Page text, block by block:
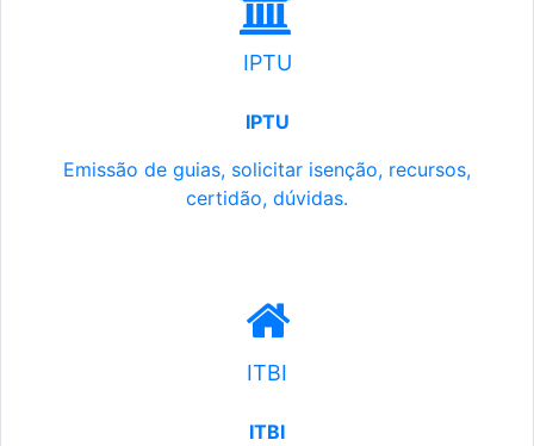
IPTU
IPTU
Emissão de guias, solicitar isenção, recursos,
certidão, dúvidas.
ITBI
ITBI